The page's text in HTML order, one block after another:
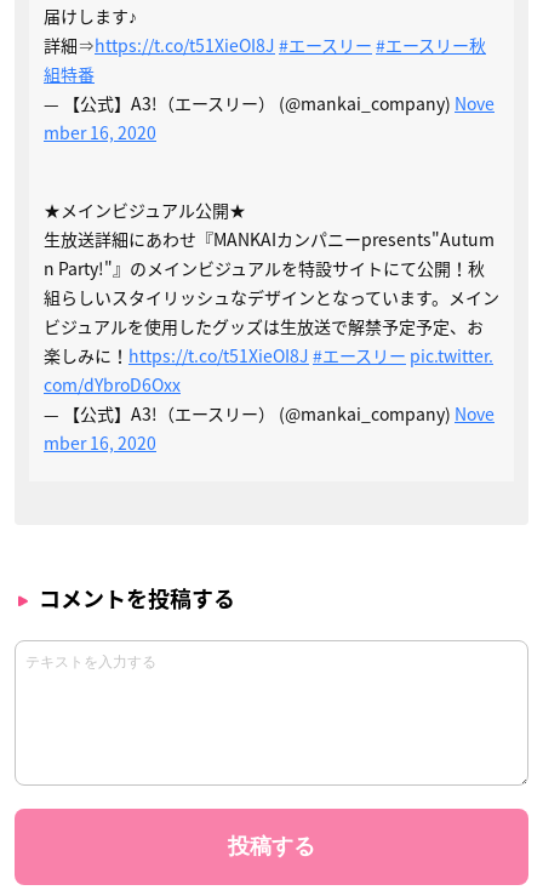
届けします♪
詳細⇒https://t.co/t51XieOI8J #エースリー #エースリー秋
組特番
— 【公式】A3!（エースリー） (@mankai_company) Nove
mber 16, 2020
★メインビジュアル公開★
生放送詳細にあわせ『MANKAIカンパニーpresents"Autum
n Party!"』のメインビジュアルを特設サイトにて公開！秋
組らしいスタイリッシュなデザインとなっています。メイン
ビジュアルを使用したグッズは生放送で解禁予定予定、お
楽しみに！ https://t.co/t51XieOI8J #エースリー pic.twitter.
com/dYbroD6Oxx
— 【公式】A3!（エースリー） (@mankai_company) Nove
mber 16, 2020
コメントを投稿する